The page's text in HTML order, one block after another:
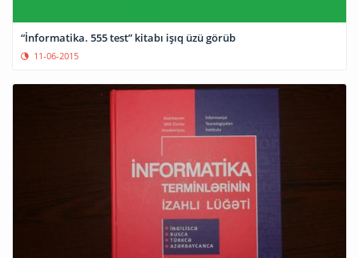
“İnformatika. 555 test” kitabı işıq üzü görüb
11-06-2015